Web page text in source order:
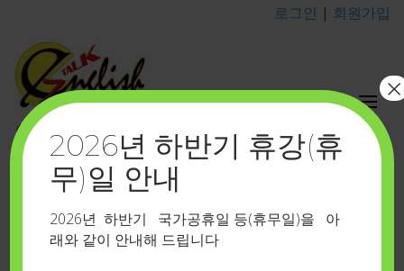
로그인 | 회원가입
이지톡영어포유
카톡 아이디 : eztalkenglish
실속 한문장 배우기
Home > 학습지원시스템
2026년 하반기 휴강(휴
무)일 안내
2026년 하반기 국가공휴일 등(휴무일)을 아
래와 같이 안내해 드립니다
×